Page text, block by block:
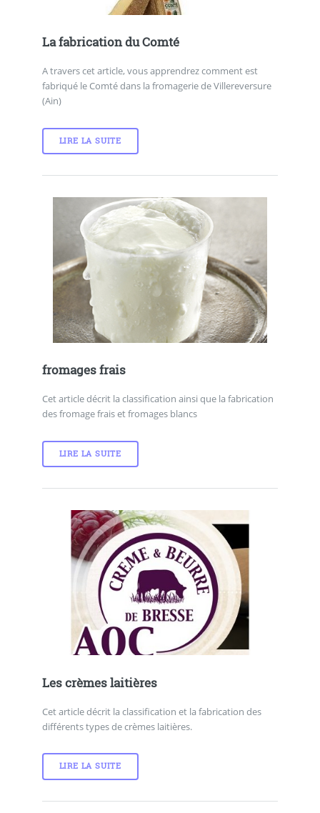
La fabrication du Comté
A travers cet article, vous apprendrez comment est
fabriqué le Comté dans la fromagerie de Villereversure
(Ain)
LIRE LA SUITE
fromages frais
Cet article décrit la classification ainsi que la fabrication
des fromage frais et fromages blancs
LIRE LA SUITE
Les crèmes laitières
Cet article décrit la classification et la fabrication des
différents types de crèmes laitières.
LIRE LA SUITE